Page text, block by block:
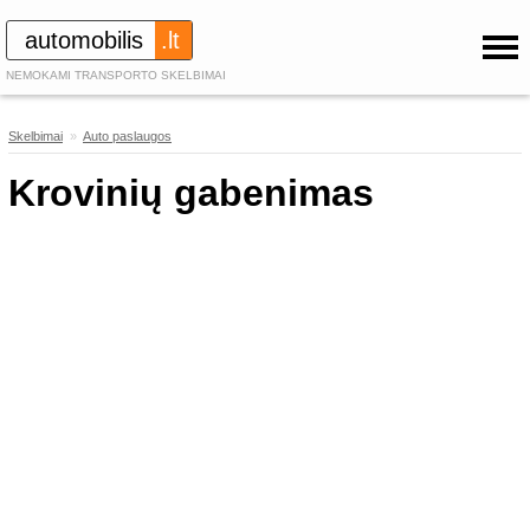
automobilis .lt
NEMOKAMI TRANSPORTO SKELBIMAI
Skelbimai » Auto paslaugos
Krovinių gabenimas